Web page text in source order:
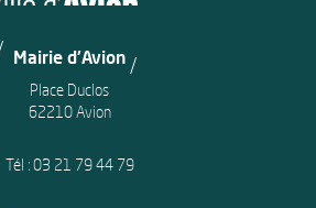
Mairie d'Avion
Place Duclos
62210 Avion
Tél :03 21 79 44 79